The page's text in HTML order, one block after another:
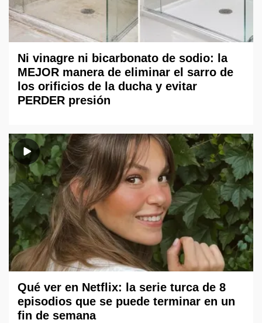
Ni vinagre ni bicarbonato de sodio: la
MEJOR manera de eliminar el sarro de
los orificios de la ducha y evitar
PERDER presión
Qué ver en Netflix: la serie turca de 8
episodios que se puede terminar en un
fin de semana